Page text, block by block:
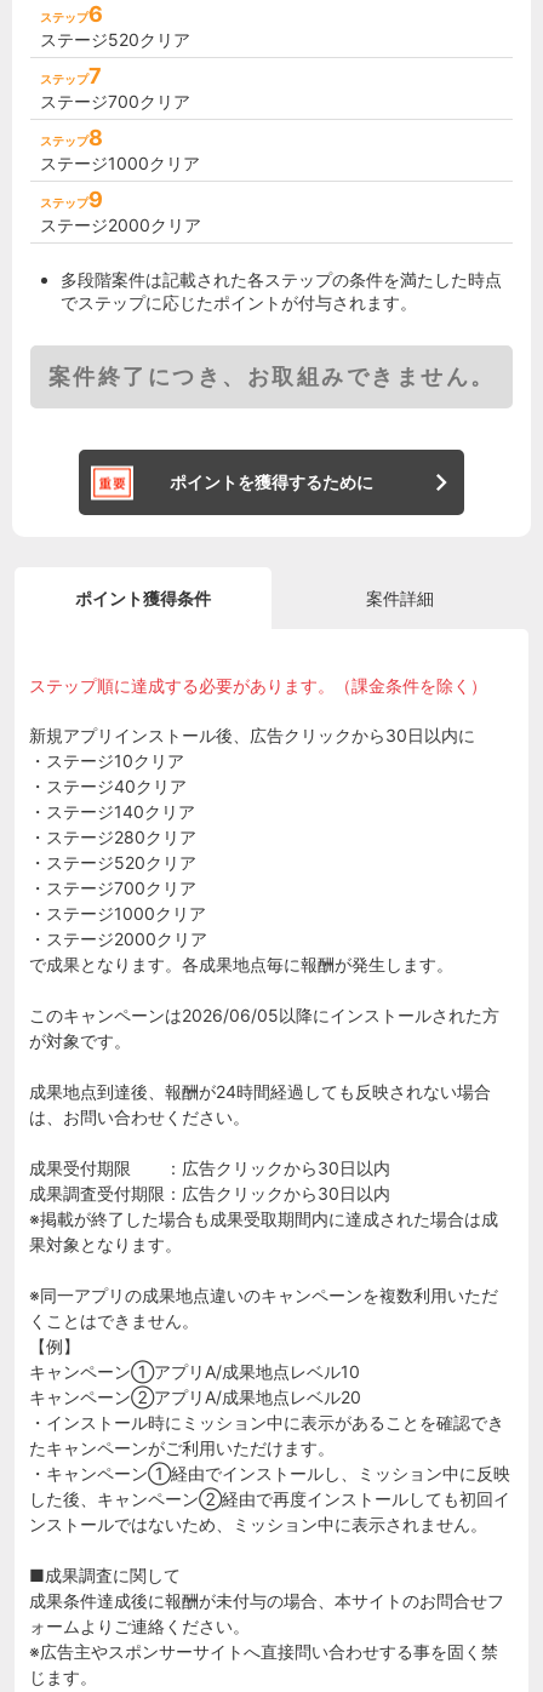
ステップ6
ステージ520クリア
ステップ7
ステージ700クリア
ステップ8
ステージ1000クリア
ステップ9
ステージ2000クリア
多段階案件は記載された各ステップの条件を満たした時点
でステップに応じたポイントが付与されます。
案件終了につき、お取組みできません。
ポイントを獲得するために
ポイント獲得条件 案件詳細
ステップ順に達成する必要があります。（課金条件を除く）
新規アプリインストール後、広告クリックから30日以内に
・ステージ10クリア
・ステージ40クリア
・ステージ140クリア
・ステージ280クリア
・ステージ520クリア
・ステージ700クリア
・ステージ1000クリア
・ステージ2000クリア
で成果となります。各成果地点毎に報酬が発生します。
このキャンペーンは2026/06/05以降にインストールされた方
が対象です。
成果地点到達後、報酬が24時間経過しても反映されない場合
は、お問い合わせください。
成果受付期限 ：広告クリックから30日以内
成果調査受付期限：広告クリックから30日以内
※掲載が終了した場合も成果受取期間内に達成された場合は成
果対象となります。
※同一アプリの成果地点違いのキャンペーンを複数利用いただ
くことはできません。
【例】
キャンペーン①アプリA/成果地点レベル10
キャンペーン②アプリA/成果地点レベル20
・インストール時にミッション中に表示があることを確認でき
たキャンペーンがご利用いただけます。
・キャンペーン①経由でインストールし、ミッション中に反映
した後、キャンペーン②経由で再度インストールしても初回イ
ンストールではないため、ミッション中に表示されません。
■成果調査に関して
成果条件達成後に報酬が未付与の場合、本サイトのお問合せフ
ォームよりご連絡ください。
※広告主やスポンサーサイトへ直接問い合わせする事を固く禁
じます。